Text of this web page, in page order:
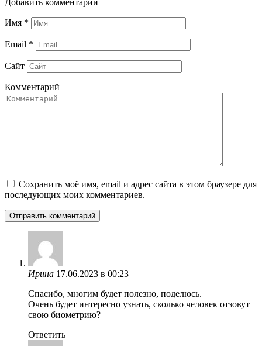
Добавить комментарий
Имя *
Email *
Сайт
Комментарий
Сохранить моё имя, email и адрес сайта в этом браузере для
последующих моих комментариев.
Ирина 17.06.2023 в 00:23
Спасибо, многим будет полезно, поделюсь.
Очень будет интересно узнать, сколько человек отзовут
свою биометрию?
Ответить